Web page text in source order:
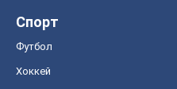
Спорт
Футбол
Хоккей